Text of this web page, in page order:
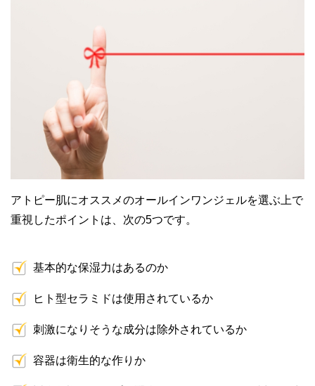
アトピー肌にオススメのオールインワンジェルを選ぶ上で
重視したポイントは、次の5つです。
基本的な保湿力はあるのか
ヒト型セラミドは使用されているか
刺激になりそうな成分は除外されているか
容器は衛生的な作りか